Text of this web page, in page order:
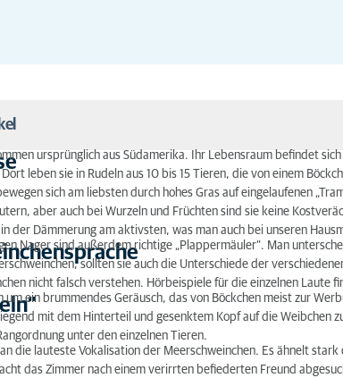
Quieken“
ursprünglich aus Südamerika. Ihr Lebensraum befindet
leben sie in Rudeln aus 10 bis 15 Tieren, die von einem
sich am liebsten durch hohes Gras auf eingelaufenen
aber auch bei Wurzeln und Früchten sind sie keine
der Dämmerung am aktivsten, was man auch bei unseren
Nager sind außerdem richtige „Plappermäuler“. Man
sollten sie auch die Unterschiede der
nicht falsch verstehen. Hörbeispiele für die einzelnen Laute
um ein brummendes Geräusch, das von Böckchen meist zur
mit dem Hinterteil und gesenktem Kopf auf die Weibchen
unter den einzelnen Tieren.
die lauteste Vokalisation der Meerschweinchen. Es ähnelt stark
das Zimmer nach einem verirrten befiederten Freund